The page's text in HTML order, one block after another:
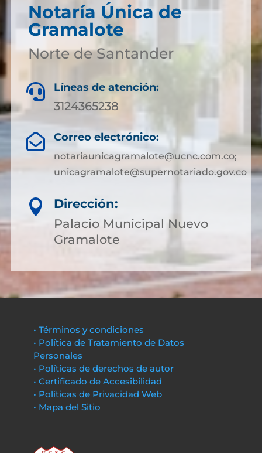
Notaría Única de
Gramalote
Norte de Santander
 Líneas de atención:
3124365238
 Correo electrónico:
notariaunicagramalote@ucnc.com.co;
unicagramalote@supernotariado.gov.co

Dirección:
Palacio Municipal Nuevo
Gramalote
• Términos y condiciones
• Política de Tratamiento de Datos
Personales
• Políticas de derechos de autor
• Certificado de Accesibilidad
• Políticas de Privacidad Web
• Mapa del Sitio